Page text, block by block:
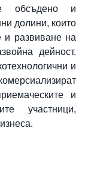
обсъдено и
долини, които
и развиване на
дейност.
и
и
участници,